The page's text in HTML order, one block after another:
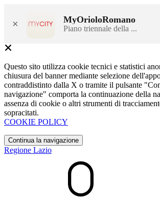
× MyOrioloRomano
Piano triennale della ...
Questo sito utilizza cookie tecnici e statistici
chiusura del banner mediante selezione
contraddistinto dalla X o tramite il pulsante
navigazione" comporta la continuazione della
assenza di cookie o altri strumenti di
sopracitati.
COOKIE POLICY
Continua la navigazione
Regione Lazio